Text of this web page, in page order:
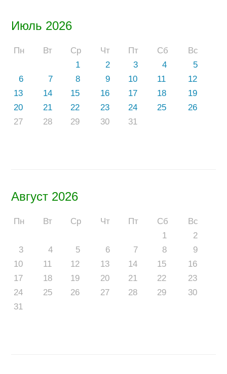
Июль 2026
Пн Вт Ср Чт Пт Сб
Вс
1
2 3 4
5
6
7 8 9 10 11
12
13
14 15 16 17 18
19
20
21 22 23 24 25
26
27
28 29 30 31
Август 2026
Пн Вт Ср Чт Пт Сб
Вс
1
2
3
4 5 6 7 8
9
10
11 12 13 14 15
16
17
18 19 20 21 22
23
24
25 26 27 28 29
30
31